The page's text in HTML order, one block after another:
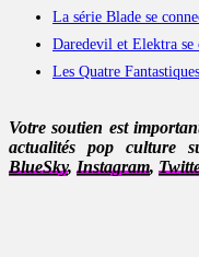
La série Blade se
Daredevil et Elektra se
Les Quatre
Votre soutien est
actualités pop culture
BlueSky, Instagram,